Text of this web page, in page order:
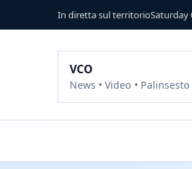
In diretta sul territorioSaturday
VCO
News • Video • Palinsesto